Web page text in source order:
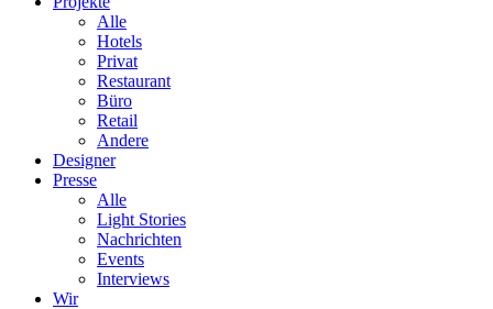
Alle
Hotels
Privat
Restaurant
Büro
Retail
Andere
Designer
Presse
Alle
Light Stories
Nachrichten
Events
Interviews
Wir